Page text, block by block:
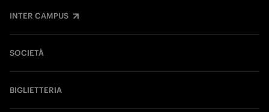
INTER CAMPUS
SOCIETÀ
BIGLIETTERIA